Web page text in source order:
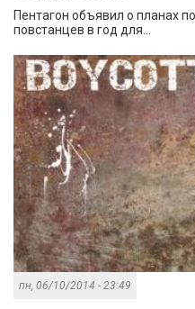
Пентагон объявил о планах
повстанцев в год для...
пн, 06/10/2014 - 23:49